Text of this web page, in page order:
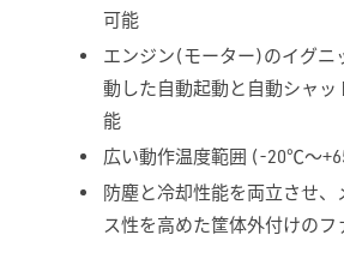
可能
エンジン(モーター)のイグニ
動した自動起動と自動シャッ
能
広い動作温度範囲 (-20℃～
防塵と冷却性能を両立させ、
ス性を高めた筐体外付けのフ